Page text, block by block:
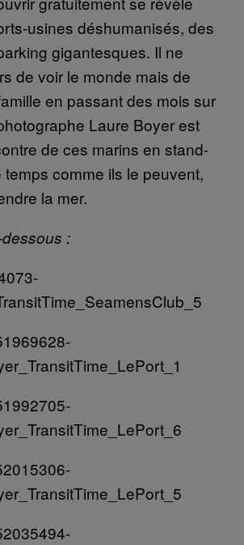
usines déshumanisés, des
gigantesques. Il ne
de voir le monde mais de
en passant des mois sur
Laure Boyer est
de ces marins en stand-
temps comme ils le peuvent,
la mer.
: